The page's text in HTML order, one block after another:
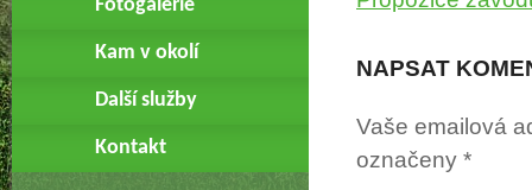
Fotogalerie
Kam v okolí
Další služby
Kontakt
NAPSAT
Vaše emailová
označeny *